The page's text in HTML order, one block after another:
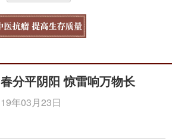
春分平阴阳 惊雷响万物长
19年03月23日